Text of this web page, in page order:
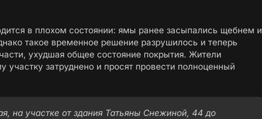
в плохом состоянии: ямы ранее засыпались щебнем и
такое временное решение разрушилось и теперь
ухудшая общее состояние покрытия. Жители
затруднено и просят провести полноценный
на участке от здания Татьяны Снежиной, 44 до